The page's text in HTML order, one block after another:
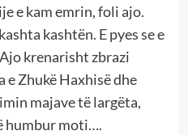
e kam emrin, foli ajo.
kashtën. E pyes se e
krenarisht zbrazi
e Zhukë Haxhisë dhe
majave të largëta,
humbur moti….